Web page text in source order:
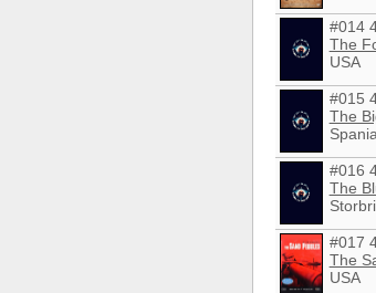
#014
The
USA
#015
The
Spania
#016
The
#017
The
USA